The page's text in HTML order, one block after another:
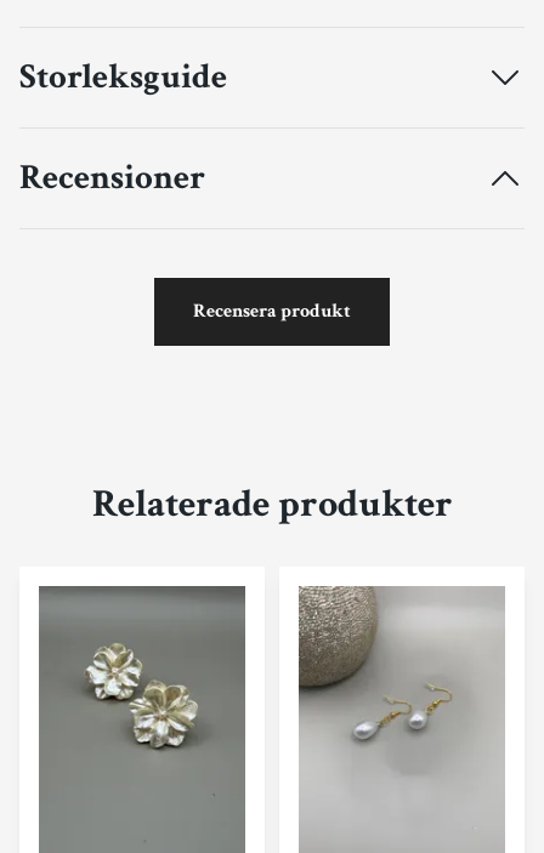
Storleksguide
Recensioner
Recensera produkt
Relaterade produkter